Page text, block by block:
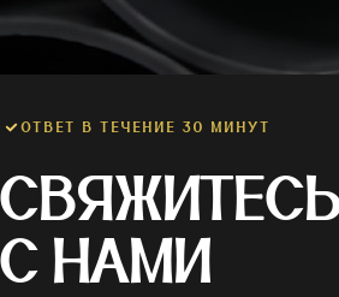
ОТВЕТ В ТЕЧЕНИЕ 30 МИНУТ
С НАМИ